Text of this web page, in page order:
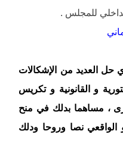
حل العديد من الإشكالات
و القانونية و تكريس
، مساهما بدلك في منح
الواقعي نصا وروحا ودلك